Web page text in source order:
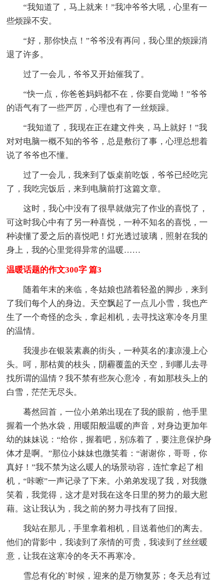
“我知道了，马上就来！”我冲爷爷大吼，心里有一
些烦躁不安。
“好，那你快点！”爷爷没有再问，我心里的烦躁消
退了许多。
过了一会儿，爷爷又开始催我了。
“快一点，你爸爸妈妈都不在，你要自觉呦！”爷爷
的语气有了一些严厉，心理也有了一丝烦躁。
“我知道了，我现在正在建文件夹，马上就好！”我
对对电脑一概不知的爷爷，总是敷衍了事，心理总想着
说了爷爷也不懂。
过了一会儿，我来到了饭桌前吃饭，爷爷已经吃完
了，我吃完饭后，来到电脑前打这篇文章。
这时，我心中没有了很早就做完了作业的喜悦了，
可这时我心中有了另一种喜悦，一种不知名的喜悦，一
种读懂了爱之后的喜悦吧！灯光透过玻璃，照射在我的
身上，我的心里觉得异常的温暖……
温暖话题的作文300字 篇3
随着年末的来临，冬姑娘也踏着轻盈的脚步，来到
了我们每个人的身边。天空飘起了一点儿小雪，我也产
生了一个奇怪的念头，拿起相机，去寻找这寒冷冬月里
的温情。
我漫步在银装素裹的街头，一种莫名的凄凉漫上心
头。呵，那枯黄的枝头，阴霾覆盖的天空，到哪儿去寻
找所谓的温情？我不禁有些灰心意冷，有如那枝头上的
白雪，茫茫无尽头。
蓦然回首，一位小弟弟出现在了我的眼前，他手里
握着一个热水袋，用暖阳般温暖的声音，对身边更加年
幼的妹妹说：“给你，握着吧，别冻着了，要注意保护身
体才是啊。”那位小妹妹也微笑着：“谢谢你，哥哥，你
真好！”我不禁为这么暖人的场景动容，连忙拿起了相
机，“咔嚓”一声记录了下来。小弟弟发现了我，对我微
笑着，我觉得，这才是对我在这冬日里的努力的最大慰
藉。这让我认为，我之前的努力寻找有了回报。
我站在那儿，手里拿着相机，目送着他们的离去。
他们的背影中，我读到了亲情的可贵，我读到了丝丝暖
意，让我在这寒冷的冬天不再寒冷。
雪总有化的`时候，迎来的是万物复苏；冬天总有过